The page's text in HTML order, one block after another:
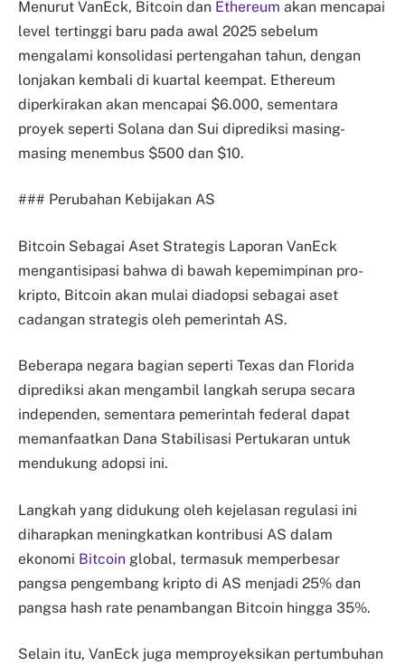
Menurut VanEck, Bitcoin dan Ethereum akan mencapai
level tertinggi baru pada awal 2025 sebelum
mengalami konsolidasi pertengahan tahun, dengan
lonjakan kembali di kuartal keempat. Ethereum
diperkirakan akan mencapai $6.000, sementara
proyek seperti Solana dan Sui diprediksi masing-
masing menembus $500 dan $10.
### Perubahan Kebijakan AS
Bitcoin Sebagai Aset Strategis Laporan VanEck
mengantisipasi bahwa di bawah kepemimpinan pro-
kripto, Bitcoin akan mulai diadopsi sebagai aset
cadangan strategis oleh pemerintah AS.
Beberapa negara bagian seperti Texas dan Florida
diprediksi akan mengambil langkah serupa secara
independen, sementara pemerintah federal dapat
memanfaatkan Dana Stabilisasi Pertukaran untuk
mendukung adopsi ini.
Langkah yang didukung oleh kejelasan regulasi ini
diharapkan meningkatkan kontribusi AS dalam
ekonomi Bitcoin global, termasuk memperbesar
pangsa pengembang kripto di AS menjadi 25% dan
pangsa hash rate penambangan Bitcoin hingga 35%.
Selain itu, VanEck juga memproyeksikan pertumbuhan